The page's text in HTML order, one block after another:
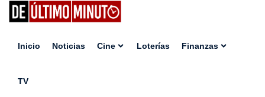
Inicio Noticias Cine Loterías Finanzas
TV